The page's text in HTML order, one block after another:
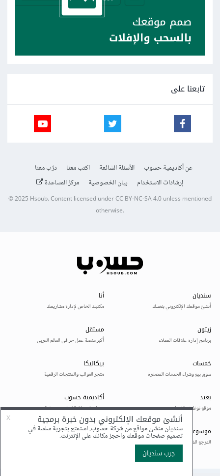
تابعنا على
عن أكاديمية حسوب الأسئلة الشائعة اكتب معنا
درّب معنا
إرشادات الاستخدام
بيان الخصوصية مركز المساعدة
© 2025Hsoub.Content licensed underCC BY-NC-SA 4.0unless mentioned
otherwise.